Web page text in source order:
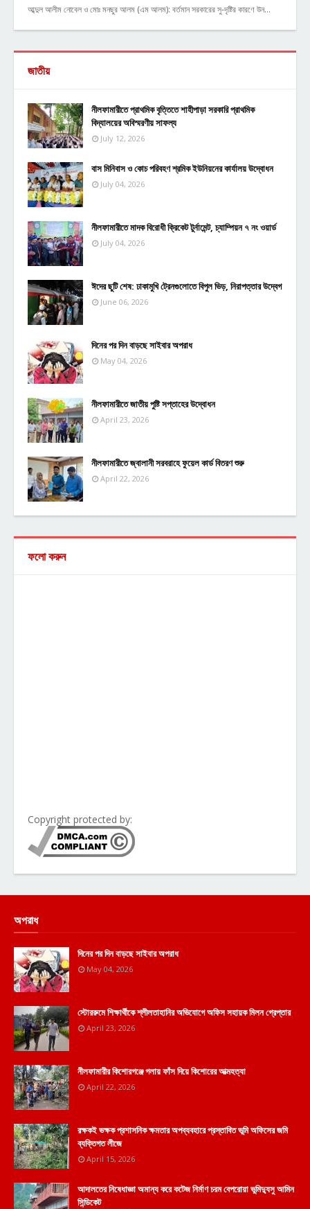
আব্দুল আলীম নোবেল ও মোঃ মনছুর আলম (এম আলম): বর্তমান সরকারের সু-দৃষ্টির কারণে উন…
জাতীয়
নীলফামারীতে প্রাথমিক বৃত্তিতে শাহীপাড়া সরকারি প্রাথমিক
বিদ্যালয়ের অবিস্মরণীয় সাফল্য
July 12, 2026
বাস মিনিবাস ও কোচ পরিবহণ শ্রমিক ইউনিয়নের কার্যালয় উদ্বোধন
July 04, 2026
নীলফামারীতে মাদক বিরোধী ক্রিকেট টুর্নামেন্ট, চ্যাম্পিয়ন ৭ নং ওয়ার্ড
July 04, 2026
ঈদের ছুটি শেষ: ঢাকামুখি ট্রেনগুলোতে বিপুল ভিড়, নিরাপত্তার উদ্বেগ
June 06, 2026
দিনের পর দিন বাড়ছে সাইবার অপরাধ
May 04, 2026
নীলফামারীতে জাতীয় পুষ্টি সপ্তাহের উদ্বোধন
April 23, 2026
নীলফামারীতে জ্বালানী সরবরাহে ফুয়েল কার্ড বিতরণ শুরু
April 22, 2026
ফলো করুন
Copyright protected by:
অপরাধ
দিনের পর দিন বাড়ছে সাইবার অপরাধ
May 04, 2026
স্টোররুমে শিক্ষার্থীকে শ্লীলতাহানির অভিযোগে অফিস সহায়ক মিলন গ্রেপ্তার
April 23, 2026
নীলফামারীর কিশোরগঞ্জে গলায় ফাঁস দিয়ে কিশোরের আত্মহত্যা
April 22, 2026
রক্ষকই ভক্ষক প্রশাসনিক ক্ষমতার অপব্যবহারে প্রস্তাবিত ভূমি অফিসের জমি
ব্যক্তিগত লীজে
April 15, 2026
আদালতের নিষেধাজ্ঞা অমান্য করে কটেজ নির্মাণ চরম বেপরোয়া ভুমিদ্যুসু আমিন
সিন্ডিকেট